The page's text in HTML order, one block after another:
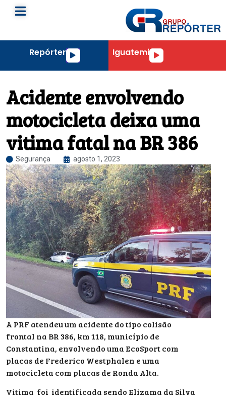
RepórterTocador
IguatemiTocador
Acidente envolvendo
motocicleta deixa uma
vitima fatal na BR 386
Segurança agosto 1, 2023
A PRF atendeu um acidente do tipo colisão
frontal na BR 386, km 118, município de
Constantina, envolvendo uma EcoSport com
placas de Frederico Westphalen e uma
motocicleta com placas de Ronda Alta.
Vitima foi identificada sendo Elizama da Silva